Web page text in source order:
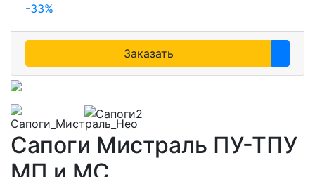
-33%
Заказать
Сапоги Мистраль ПУ-ТПУ